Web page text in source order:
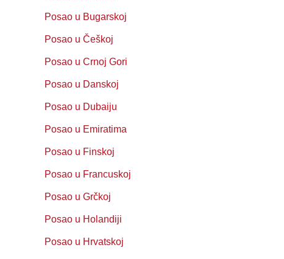
Posao u Bugarskoj
Posao u Češkoj
Posao u Crnoj Gori
Posao u Danskoj
Posao u Dubaiju
Posao u Emiratima
Posao u Finskoj
Posao u Francuskoj
Posao u Grčkoj
Posao u Holandiji
Posao u Hrvatskoj